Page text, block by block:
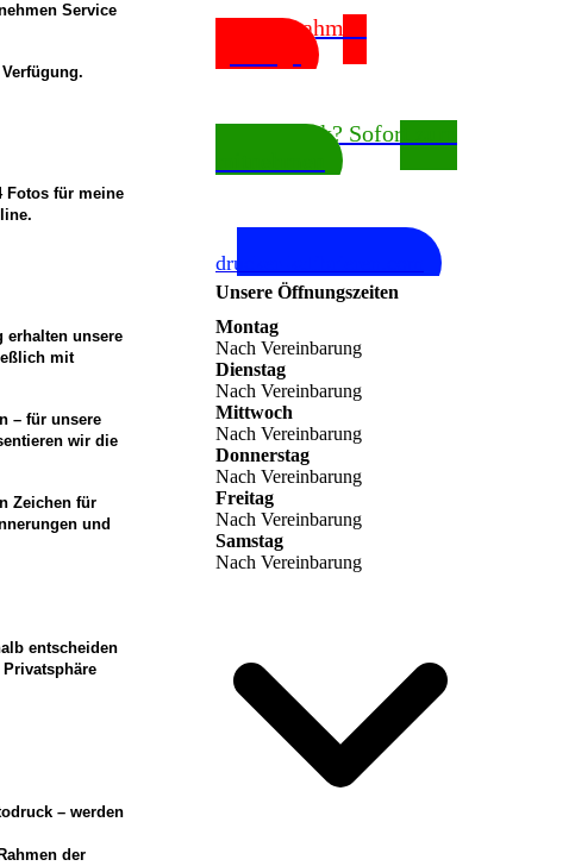
Service
Fotos für meine
erhalten unsere
mit
– für unsere
wir die
Zeichen für
und
entscheiden
– werden
der
Bilderrahmen
Fotodruck? Sofort zum
drucker-kalibrieren.com
Unsere Öffnungszeiten
Montag
Nach Vereinbarung
Dienstag
Nach Vereinbarung
Mittwoch
Nach Vereinbarung
Donnerstag
Nach Vereinbarung
Freitag
Nach Vereinbarung
Samstag
Nach Vereinbarung